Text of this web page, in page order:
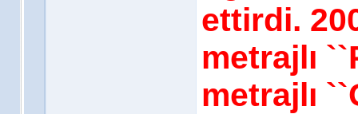
ettirdi.
metrajlı
metrajlı